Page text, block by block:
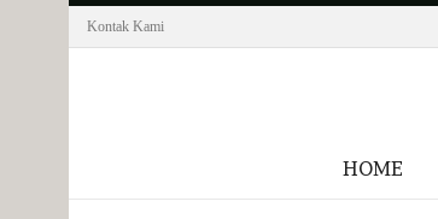
Kontak Kami
HOME